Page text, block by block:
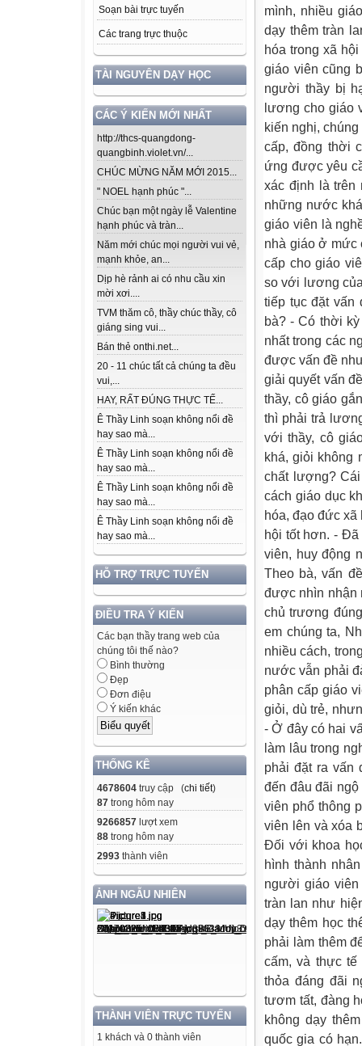
Soạn bài trực tuyến
Các trang trực thuộc
TÀI NGUYÊN DẠY HỌC
CÁC Ý KIẾN MỚI NHẤT
http://thcs-quangdong-
quangbinh.violet.vn/...
CHÚC MỪNG NĂM MỚI 2015...
" NOEL hạnh phúc "...
Chúc bạn một ngày lễ Valentine
hạnh phúc và tràn...
Năm mới chúc mọi người vui vẻ,
mạnh khỏe, an...
Dịp hè rảnh ai có nhu cầu xin
mời xơi....
TVM thăm cô, thầy chúc thầy, cô
giáng sing vui...
Bán thẻ onthi.net...
20 - 11 chúc tất cả chúng ta đều
vui,...
HAY, RẤT ĐÚNG THỰC TẾ...
Ê Thầy Linh soạn không nổi đề
hay sao mà...
Ê Thầy Linh soạn không nổi đề
hay sao mà...
Ê Thầy Linh soạn không nổi đề
hay sao mà...
Ê Thầy Linh soạn không nổi đề
hay sao mà...
HỖ TRỢ TRỰC TUYẾN
ĐIỀU TRA Ý KIẾN
Các bạn thầy trang web của
chúng tôi thế nào?
Bình thường
Đẹp
Đơn điệu
Ý kiến khác
THỐNG KÊ
4678604 truy cập (chi tiết)
87 trong hôm nay
9266857 lượt xem
88 trong hôm nay
2993 thành viên
ẢNH NGẪU NHIÊN
THÀNH VIÊN TRỰC TUYẾN
1 khách và 0 thành viên
mình, nhiều
dạy thêm tràn
hóa trong xã
giáo viên cũng
người thầy bị
lương cho giáo
kiến nghị,
cấp, đồng thời
ứng được yêu
xác định là trên
những nước
giáo viên là
nhà giáo ở mức
cấp cho giáo
so với lương
tiếp tục đặt
bà? - Có thời
nhất trong các
được vấn đề
giải quyết vấn
thầy, cô giáo
thì phải trả
với thầy, cô
khá, giỏi không
chất lượng?
cách giáo dục
hóa, đạo đức
hội tốt hơn. - Đã
viên, huy động
Theo bà, vấn
được nhìn nhận
chủ trương
em chúng ta,
nhiều cách,
nước vẫn phải
phân cấp giáo
giỏi, dù trẻ,
- Ở đây có hai
làm lâu trong
phải đặt ra vấn
đến đâu đãi
viên phổ thông
viên lên và xóa
Đối với khoa
hình thành
người giáo viên
tràn lan như
dạy thêm học
phải làm thêm
cấm, và thực
thỏa đáng đãi
tươm tất, đàng
không dạy
quốc gia có